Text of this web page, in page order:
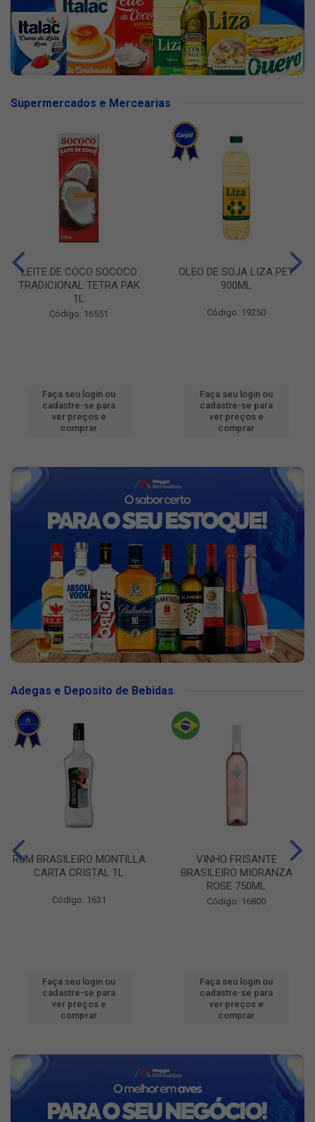
Supermercados e Mercearias
LEITE DE COCO SOCOCO
TRADICIONAL TETRA PAK
1L
Código: 16551
Faça seu login ou
cadastre-se para
ver preços e
comprar
OLEO DE SOJA LIZA PET
900ML
Código: 19250
Faça seu login ou
cadastre-se para
ver preços e
comprar
Adegas e Deposito de Bebidas
RUM BRASILEIRO MONTILLA
CARTA CRISTAL 1L
Código: 1631
Faça seu login ou
cadastre-se para
ver preços e
comprar
VINHO FRISANTE
BRASILEIRO MIORANZA
ROSE 750ML
Código: 16800
Faça seu login ou
cadastre-se para
ver preços e
comprar